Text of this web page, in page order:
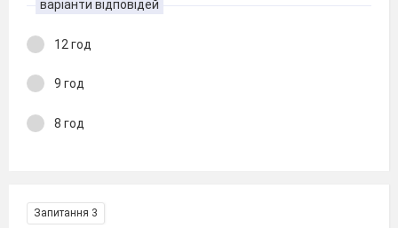
варіанти відповідей
12 год
9 год
8 год
Запитання 3